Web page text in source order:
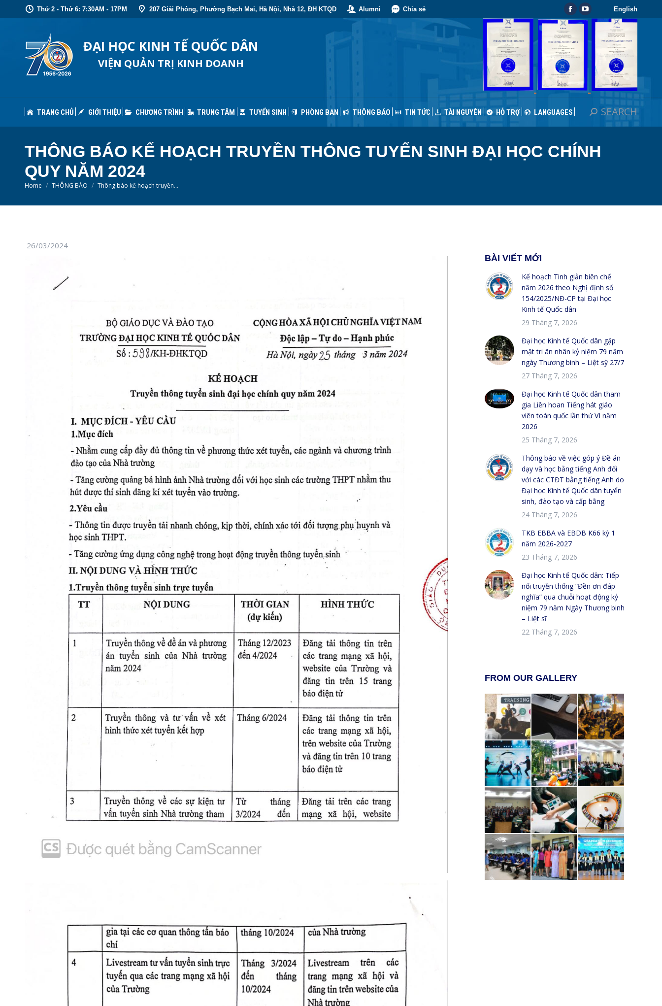
Thứ 2 - Thứ 6: 7:30AM - 17PM 207 Giải Phóng, Phường Bạch Mai, Hà Nội, Nhà 12, ĐH KTQD Alumni Chia sẻ
Facebook
page
opens
in
new
window
YouTube
opens
new
window
English
ĐẠI HỌC KINH TẾ QUỐC DÂN
VIỆN QUẢN TRỊ KINH DOANH
TRANG CHỦ GIỚI THIỆU CHƯƠNG TRÌNH TRUNG TÂM TUYỂN SINH PHÒNG BAN THÔNG BÁO TIN TỨC TÀI NGUYÊN HỖ TRỢ LANGUAGES Search:SEARCH
THÔNG BÁO KẾ HOẠCH TRUYỀN THÔNG TUYỂN SINH ĐẠI HỌC CHÍNH
QUY NĂM 2024
You are here:
Home THÔNG BÁO Thông báo kế hoạch truyền…
26/03/2024
BÀI VIẾT MỚI
Kế hoạch Tinh giản biên chế
năm 2026 theo Nghị định số
154/2025/NĐ-CP tại Đại học
Kinh tế Quốc dân
29 Tháng 7, 2026
Đại học Kinh tế Quốc dân gặp
mặt tri ân nhân kỷ niệm 79 năm
ngày Thương binh – Liệt sỹ 27/7
27 Tháng 7, 2026
Đại học Kinh tế Quốc dân tham
gia Liên hoan Tiếng hát giáo
viên toàn quốc lần thứ VI năm
2026
25 Tháng 7, 2026
Thông báo về việc góp ý Đề án
dạy và học bằng tiếng Anh đối
với các CTĐT bằng tiếng Anh do
Đại học Kinh tế Quốc dân tuyển
sinh, đào tạo và cấp bằng
24 Tháng 7, 2026
TKB EBBA và EBDB K66 kỳ 1
năm 2026-2027
23 Tháng 7, 2026
Đại học Kinh tế Quốc dân: Tiếp
nối truyền thống “Đền ơn đáp
nghĩa” qua chuỗi hoạt động kỷ
niệm 79 năm Ngày Thương binh
– Liệt sĩ
22 Tháng 7, 2026
FROM OUR GALLERY
CHƯƠNG TRÌNH TRUNG TÂM TUYỂN SINH PHÒNG BAN THÔNG BÁO LANGUAGES Search:
SEARCH